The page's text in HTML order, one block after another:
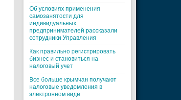
Об условиях применения
самозанятости для
индивидуальных
предпринимателей рассказали
сотрудники Управления
Как правильно регистрировать
бизнес и становиться на
налоговый учет
Все больше крымчан получают
налоговые уведомления в
электронном виде